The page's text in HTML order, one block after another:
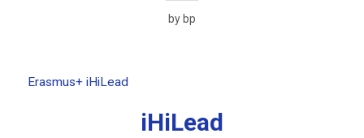
by bp
Erasmus+ iHiLead
iHiLead